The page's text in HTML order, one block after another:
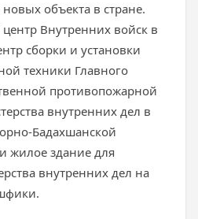
объекта в стране.
Внутренних войск в
сборки и установки
техники Главного
противопожарной
внутренних дел в
Бадахшанской
жилое здание для
внутренних дел на